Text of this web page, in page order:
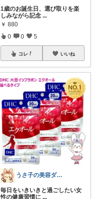
1歳のお誕生日、選び取りを楽
しみながら記念 ...
￥ 880
0 0 5
コレ いいね
うさ子の美容ダイエット
毎日をいきいきと過ごしたい女
性の健康習慣に ...